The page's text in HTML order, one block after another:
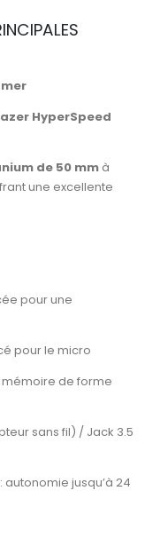
HyperSpeed
de 50 mmà
une excellente
pour une
pour le micro
mémoire de forme
sans fil) / Jack 3.5
jusqu’à 24